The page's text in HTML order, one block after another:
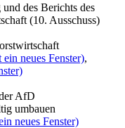
des Berichts des
(10. Ausschuss)
neues Fenster),
AfD
umbauen
neues Fenster)